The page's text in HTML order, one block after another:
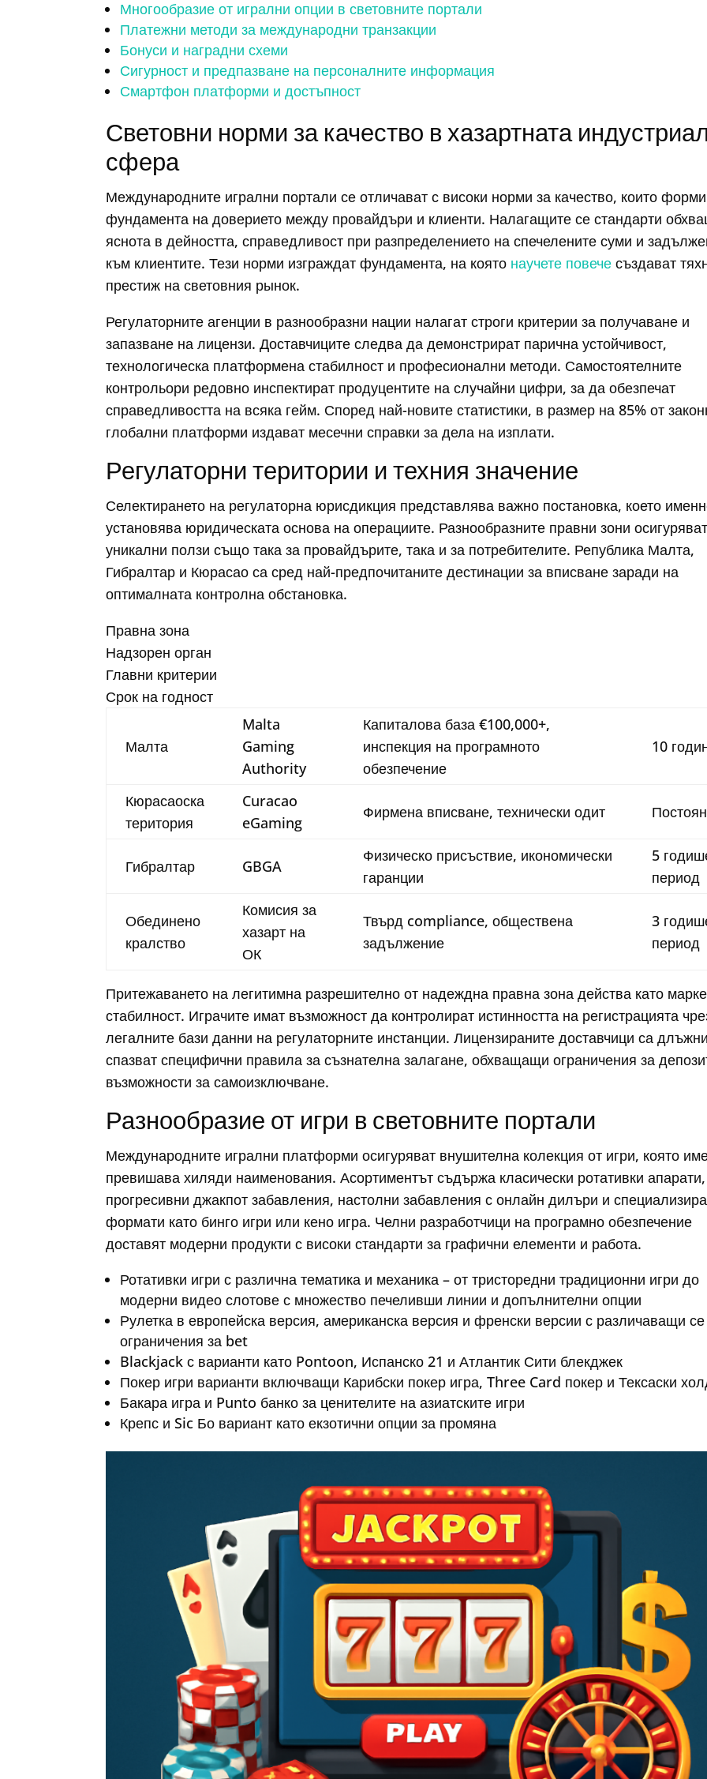
Многообразие от игрални опции в световните портали
Платежни методи за международни транзакции
Бонуси и наградни схеми
Сигурност и предпазване на персоналните информация
Смартфон платформи и достъпност
Световни норми за качество в хазартната
сфера
Международните игрални портали се отличават с високи норми за качество, които
фундамента на доверието между провайдъри и клиенти. Налагащите се стандарти
яснота в дейността, справедливост при разпределението на спечелените суми и
към клиентите. Тези норми изграждат фундамента, на която научете повече създават
престиж на световния рынок.
Регулаторните агенции в разнообразни нации налагат строги критерии за получаване и
запазване на лицензи. Доставчиците следва да демонстрират парична устойчивост,
технологическа платформена стабилност и професионални методи. Самостоятелните
контрольори редовно инспектират продуцентите на случайни цифри, за да обезпечат
справедливостта на всяка гейм. Според най-новите статистики, в размер на 85% от
глобални платформи издават месечни справки за дела на изплати.
Регулаторни територии и техния значение
Селектирането на регулаторна юрисдикция представлява важно постановка, което
установява юридическата основа на операциите. Разнообразните правни зони осигуряват
уникални ползи също така за провайдърите, така и за потребителите. Република Малта,
Гибралтар и Кюрасао са сред най-предпочитаните дестинации за вписване заради на
оптималната контролна обстановка.
Правна зона
Надзорен орган
Главни критерии
Срок на годност
Малта
Malta
Gaming
Authority
Капиталова база €100,000+,
инспекция на програмното
обезпечение
10
Кюрасаоска
територия
Curacao
eGaming
Фирмена вписване, технически одит
Гибралтар GBGA
Физическо присъствие, икономически
гаранции
5
период
Обединено
кралство
Комисия за
хазарт на
ОК
Твърд compliance, обществена
задължение
3
период
Притежаването на легитимна разрешително от надеждна правна зона действа като
стабилност. Играчите имат възможност да контролират истинността на регистрацията
легалните бази данни на регулаторните инстанции. Лицензираните доставчици са
спазват специфични правила за съзнателна залагане, обхващащи ограничения за
възможности за самоизключване.
Разнообразие от игри в световните портали
Международните игрални платформи осигуряват внушителна колекция от игри, която
превишава хиляди наименования. Асортиментът съдържа класически ротативки апарати,
прогресивни джакпот забавления, настолни забавления с онлайн дилъри и
формати като бинго игри или кено игра. Челни разработчици на програмно обезпечение
доставят модерни продукти с високи стандарти за графични елементи и работа.
Ротативки игри с различна тематика и механика – от тристоредни традиционни игри до
модерни видео слотове с множество печеливши линии и допълнителни опции
Рулетка в европейска версия, американска версия и френски версии с различаващи се
ограничения за bet
Blackjack с варианти като Pontoon, Испанско 21 и Атлантик Сити блекджек
Покер игри варианти включващи Карибски покер игра, Three Card покер и Тексаски
Бакара игра и Punto банко за ценителите на азиатските игри
Крепс и Sic Бо вариант като екзотични опции за промяна